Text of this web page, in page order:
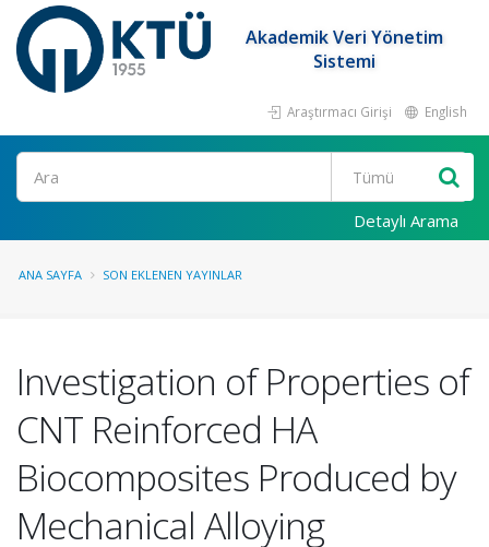
Akademik Veri Yönetim
Sistemi
Araştırmacı Girişi English
Ara
Detaylı Arama
ANA SAYFA SON EKLENEN YAYINLAR
Investigation of Properties of
CNT Reinforced HA
Biocomposites Produced by
Mechanical Alloying